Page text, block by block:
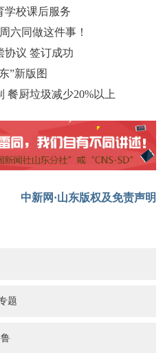
学校课后服务
六同做这件事！
协议 签订成功
”新版图
餐厨垃圾减少20%以上
中新网·山东版权及免责声明
题